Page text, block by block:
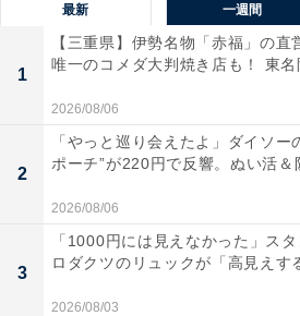
最新 一週間
1
【三重県】伊勢名物「赤福」の直
唯一のコメダ大判焼き店も！ 東名
2026/08/06
2
「やっと巡り会えたよ」ダイソー
ポーチ”が220円で反響。ぬい活＆
2026/08/06
3
「1000円には見えなかった」ス
ロダクツのリュックが「高見えす
2026/08/03